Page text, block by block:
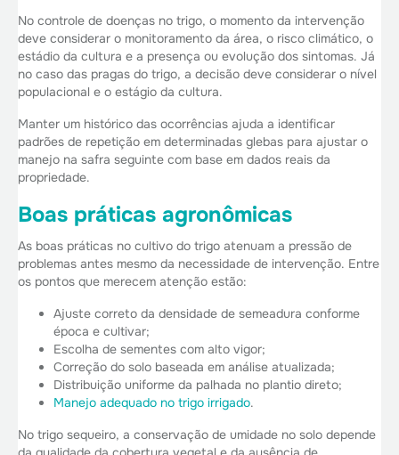
No controle de doenças no trigo, o momento da intervenção
deve considerar o monitoramento da área, o risco climático, o
estádio da cultura e a presença ou evolução dos sintomas. Já
no caso das pragas do trigo, a decisão deve considerar o nível
populacional e o estágio da cultura.
Manter um histórico das ocorrências ajuda a identificar
padrões de repetição em determinadas glebas para ajustar o
manejo na safra seguinte com base em dados reais da
propriedade.
Boas práticas agronômicas
As boas práticas no cultivo do trigo atenuam a pressão de
problemas antes mesmo da necessidade de intervenção. Entre
os pontos que merecem atenção estão:
Ajuste correto da densidade de semeadura conforme
época e cultivar;
Escolha de sementes com alto vigor;
Correção do solo baseada em análise atualizada;
Distribuição uniforme da palhada no plantio direto;
Manejo adequado no trigo irrigado.
No trigo sequeiro, a conservação de umidade no solo depende